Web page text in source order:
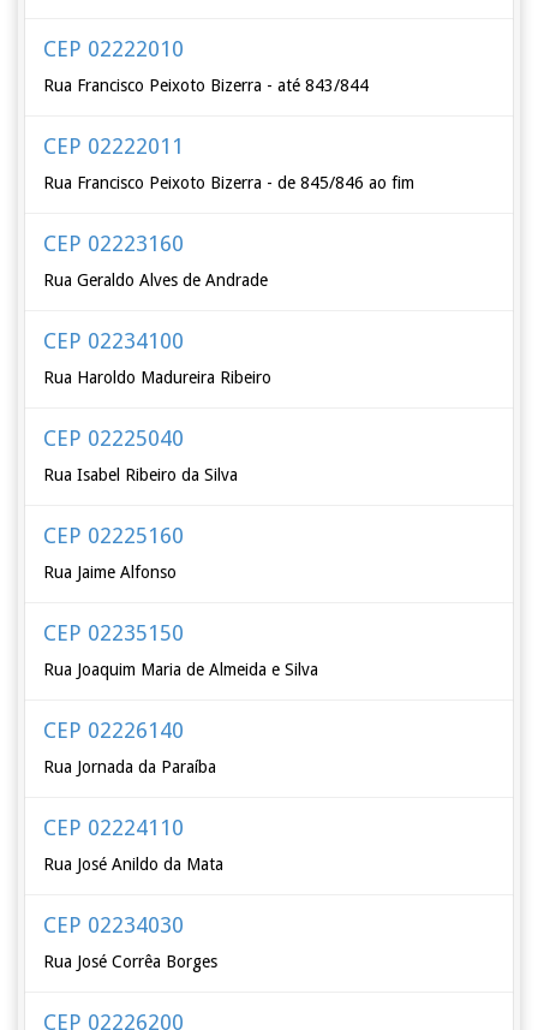
CEP 02222010
Rua Francisco Peixoto Bizerra - até 843/844
CEP 02222011
Rua Francisco Peixoto Bizerra - de 845/846 ao fim
CEP 02223160
Rua Geraldo Alves de Andrade
CEP 02234100
Rua Haroldo Madureira Ribeiro
CEP 02225040
Rua Isabel Ribeiro da Silva
CEP 02225160
Rua Jaime Alfonso
CEP 02235150
Rua Joaquim Maria de Almeida e Silva
CEP 02226140
Rua Jornada da Paraíba
CEP 02224110
Rua José Anildo da Mata
CEP 02234030
Rua José Corrêa Borges
CEP 02226200